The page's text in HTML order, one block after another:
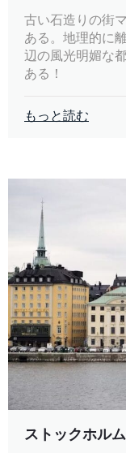
古い石造りの街
ある。地理的に
辺の風光明媚な
ある！
もっと読む
ストックホル